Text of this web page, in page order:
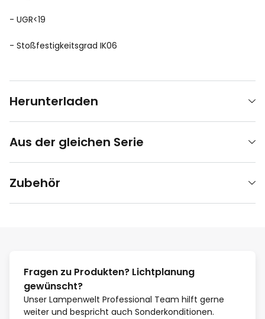
- UGR<19
- Stoßfestigkeitsgrad IK06
Herunterladen
Aus der gleichen Serie
Zubehör
Fragen zu Produkten? Lichtplanung
gewünscht?
Unser Lampenwelt Professional Team hilft gerne
weiter und bespricht auch Sonderkonditionen.